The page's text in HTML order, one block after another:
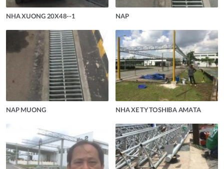
NHA XUONG 20X48--1 NAP
NAP MUONG NHA XE TY TOSHIBA AMATA